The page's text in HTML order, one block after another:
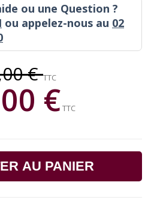
ou une Question ?
ou appelez-nous au 02
€TTC
€TTC
AU PANIER